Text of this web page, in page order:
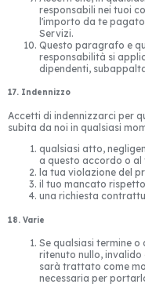
responsabili nei tuoi
l'importo da te
Servizi.
Questo paragrafo e
responsabilità si
dipendenti,
17. Indennizzo
Accetti di indennizzarci per
subita da noi in qualsiasi
qualsiasi atto,
a questo accordo o al
la tua violazione del
il tuo mancato
una richiesta
18. Varie
Se qualsiasi termine
ritenuto nullo,
sarà trattato come
necessaria per